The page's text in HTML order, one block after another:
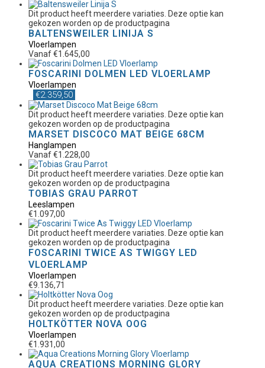
Dit product heeft meerdere variaties. Deze optie kan
gekozen worden op de productpagina
BALTENSWEILER LINIJA S
Vloerlampen
Vanaf€1.645,00
FOSCARINI DOLMEN LED VLOERLAMP
Vloerlampen
€2.359,50
Dit product heeft meerdere variaties. Deze optie kan
gekozen worden op de productpagina
MARSET DISCOCO MAT BEIGE 68CM
Hanglampen
Vanaf€1.228,00
Dit product heeft meerdere variaties. Deze optie kan
gekozen worden op de productpagina
TOBIAS GRAU PARROT
Leeslampen
€1.097,00
Dit product heeft meerdere variaties. Deze optie kan
gekozen worden op de productpagina
FOSCARINI TWICE AS TWIGGY LED
VLOERLAMP
Vloerlampen
€9.136,71
Dit product heeft meerdere variaties. Deze optie kan
gekozen worden op de productpagina
HOLTKÖTTER NOVA OOG
Vloerlampen
€1.931,00
AQUA CREATIONS MORNING GLORY